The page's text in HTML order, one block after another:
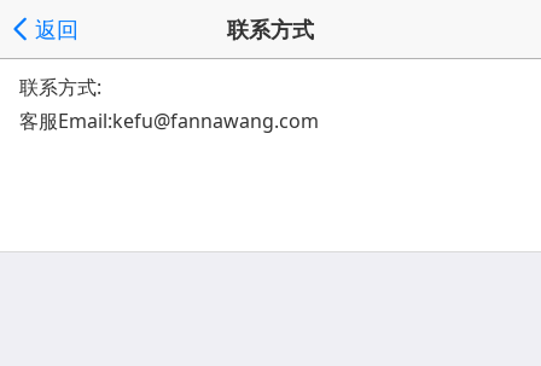
返回 联系方式
联系方式:
客服Email:kefu@fannawang.com